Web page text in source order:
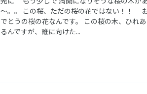
～。。 この桜、ただの桜の花ではない！！
でとうの桜の花なんです。 この桜の木、ひれ
るんですが、誰に向けた...